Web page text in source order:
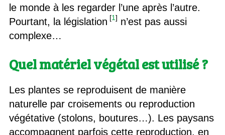
le monde à les regarder l’une après l’autre.
Pourtant, la législation [1] n’est pas aussi
complexe…
Quel matériel végétal est utilisé ?
Les plantes se reproduisent de manière
naturelle par croisements ou reproduction
végétative (stolons, boutures…). Les paysans
accompagnent parfois cette reproduction, en